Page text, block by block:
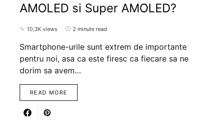
AMOLED si Super AMOLED?
10,3K views 2 minute read
Smartphone-urile sunt extrem de importante
pentru noi, asa ca este firesc ca fiecare sa ne
dorim sa avem…
READ MORE